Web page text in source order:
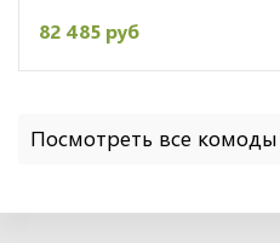
82 485 руб
Посмотреть все комоды